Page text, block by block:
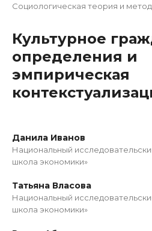
Социологическая теория и
Культурное
определения и
эмпирическая
Данила Иванов
Национальный
школа экономики»
Татьяна Власова
Национальный
школа экономики»